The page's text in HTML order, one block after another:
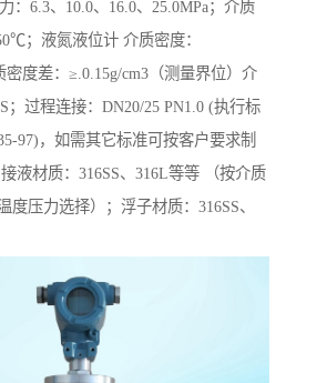
：6.3、10.0、16.0、25.0MPa；介质
；液氮液位计 介质密度：
密度差：≥.0.15g/cm3（测量界位）介
；过程连接：DN20/25 PN1.0 (执行标
97)，如需其它标准可按客户要求制
液材质：316SS、316L等等 （按介质
度压力选择）；浮子材质：316SS、